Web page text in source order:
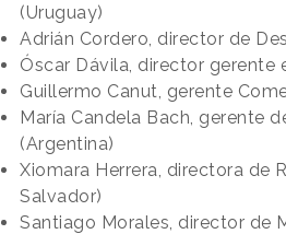
(Uruguay)
Adrián Cordero, director de
Óscar Dávila, director gerente
Guillermo Canut, gerente
María Candela Bach, gerente
(Argentina)
Xiomara Herrera, directora de
Salvador)
Santiago Morales, director de